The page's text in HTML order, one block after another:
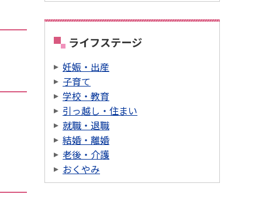
ライフステージ
妊娠・出産
子育て
学校・教育
引っ越し・住まい
就職・退職
結婚・離婚
老後・介護
おくやみ